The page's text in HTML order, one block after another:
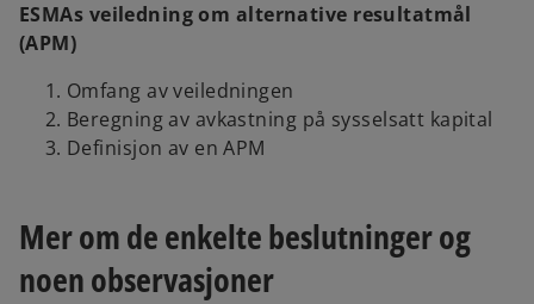
ESMAs veiledning om alternative resultatmål
(APM)
Omfang av veiledningen
Beregning av avkastning på sysselsatt kapital
Definisjon av en APM
Mer om de enkelte beslutninger og
noen observasjoner